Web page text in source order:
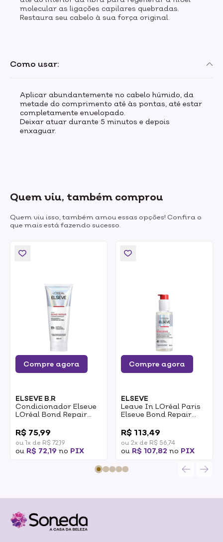
molecular as ligações capilares quebradas.
Restaura seu cabelo à sua força original.
Como usar:
Aplicar abundantemente no cabelo húmido, da
metade do comprimento até às pontas, até estar
completamente envelopado.
Deixar atuar durante 5 minutos e depois
enxaguar.
Quem viu, também comprou
Quem viu isso, também amou essas opções! Confira o
que mais está fazendo sucesso.
Compre agora
ELSEVE B.R
Condicionador Elseve
LOréal Bond Repair
R$ 75,99
ou 1x de R$ 72,19
ou R$ 72,19 no PIX
Compre agora
ELSEVE
Leave In LOréal Paris
Elseve Bond Repair
R$ 113,49
ou 2x de R$ 56,74
ou R$ 107,82 no PIX